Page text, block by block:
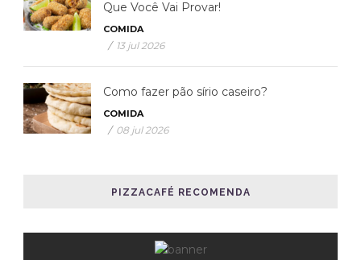
Que Você Vai Provar!
COMIDA
/ 13 jul 2026
Como fazer pão sírio caseiro?
COMIDA
/ 08 jul 2026
PIZZACAFÉ RECOMENDA